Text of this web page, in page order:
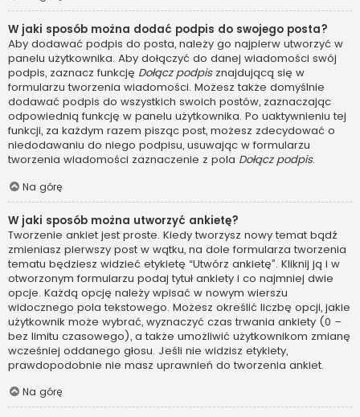
W jaki sposób można dodać podpis do swojego posta?
Aby dodawać podpis do posta, należy go najpierw utworzyć w
panelu użytkownika. Aby dołączyć do danej wiadomości swój
podpis, zaznacz funkcję Dołącz podpisznajdującą się w
formularzu tworzenia wiadomości. Możesz także domyślnie
dodawać podpis do wszystkich swoich postów, zaznaczając
odpowiednią funkcję w panelu użytkownika. Po uaktywnieniu tej
funkcji, za każdym razem pisząc post, możesz zdecydować o
niedodawaniu do niego podpisu, usuwając w formularzu
tworzenia wiadomości zaznaczenie z pola Dołącz podpis.
Na górę
W jaki sposób można utworzyć ankietę?
Tworzenie ankiet jest proste. Kiedy tworzysz nowy temat bądź
zmieniasz pierwszy post w wątku, na dole formularza tworzenia
tematu będziesz widzieć etykietę “Utwórz ankietę”. Kliknij ją i w
otworzonym formularzu podaj tytuł ankiety i co najmniej dwie
opcje. Każdą opcję należy wpisać w nowym wierszu
widocznego pola tekstowego. Możesz określić liczbę opcji, jakie
użytkownik może wybrać, wyznaczyć czas trwania ankiety (0 –
bez limitu czasowego), a także umożliwić użytkownikom zmianę
wcześniej oddanego głosu. Jeśli nie widzisz etykiety,
prawdopodobnie nie masz uprawnień do tworzenia ankiet.
Na górę